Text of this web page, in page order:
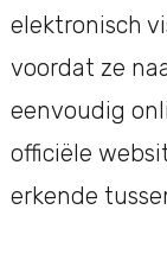
elektronisch
voordat ze
eenvoudig
officiële
erkende